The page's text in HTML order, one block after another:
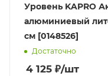
Уровень KAPRO
алюминиевый
см [0148526]
Достаточно
4 125 ₽/шт